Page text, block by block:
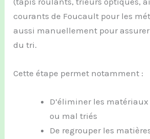
courants de Foucault pour les
aussi manuellement pour
du tri.
Cette étape permet notamment :
D’éliminer les
ou mal triés
De regrouper les